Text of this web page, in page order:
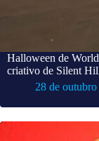
Halloween de
criativo de Silent
28 de